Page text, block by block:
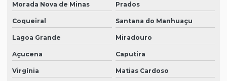
Morada Nova de Minas Prados
Coqueiral Santana do Manhuaçu
Lagoa Grande Miradouro
Açucena Caputira
Virgínia Matias Cardoso